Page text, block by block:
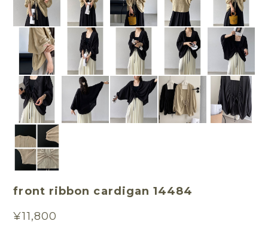
front ribbon cardigan 14484
¥11,800